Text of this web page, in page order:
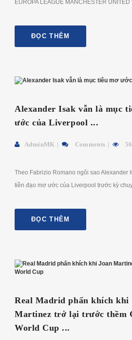
EUROPA LEAGUE MANCHESTER UNITED
ĐỌC THÊM
Alexander Isak vẫn là mục
ước của Liverpool ...
AdminMK Comments
Theo Fabrizio Romano ngôi sao Alexander
tiền đạo mơ ước của Liverpool trước kỳ
ĐỌC THÊM
Real Madrid phấn khích khi
Martinez trở lại trước thềm
World Cup ...